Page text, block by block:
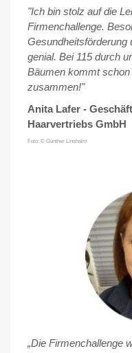
"Ich bin stolz auf die
Firmenchallenge.
Gesundheitsförderung
genial. Bei 115 durch
Bäumen kommt
zusammen!"
Anita Lafer -
Haarvertriebs GmbH
Foto: © Günther Linshalm
„Die Firmenchallenge